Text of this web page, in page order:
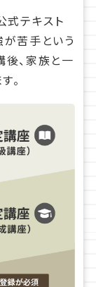
式テキスト
が苦手という
後、家族と一
。